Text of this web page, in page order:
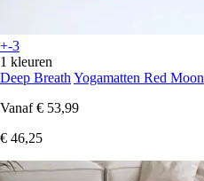
+-3
1 kleuren
Deep Breath Yogamatten Red Moon
Vanaf € 53,99
€ 46,25